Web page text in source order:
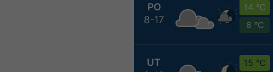
PO
8-17
14 °C
8 °C
UT
15 °C